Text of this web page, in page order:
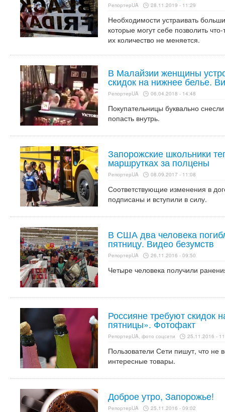
РепортерUA 28.11.2019 - 11:29
Необходимости устраивать
которые могут себе позволить
их количество не меняется.
В Малайзии женщины
скидок на нижнее белье.
РепортерUA 06.04.2018 - 14:48
Покупательницы буквально
попасть внутрь.
Запорожские школьники
маршрутках за полцены
РепортерUA 08.09.2017 - 11:08
Соответствующие изменения в
подписаны и вступили в силу.
В США два человека
пятницу. Видео безумств
РепортерUA 26.11.2016 - 09:50
Четыре человека получили
Россияне требуют скидок
пятницы». Фотофакт
РепортерUA, фото соцсети 25.11.2016 -
Пользователи Сети пишут, что не
интересные товары.
Доброе утро, Запорожье!
РепортерUA 25.11.2016 - 09:02